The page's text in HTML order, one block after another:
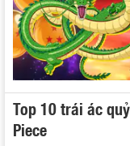
Top 10 trái ác
Piece